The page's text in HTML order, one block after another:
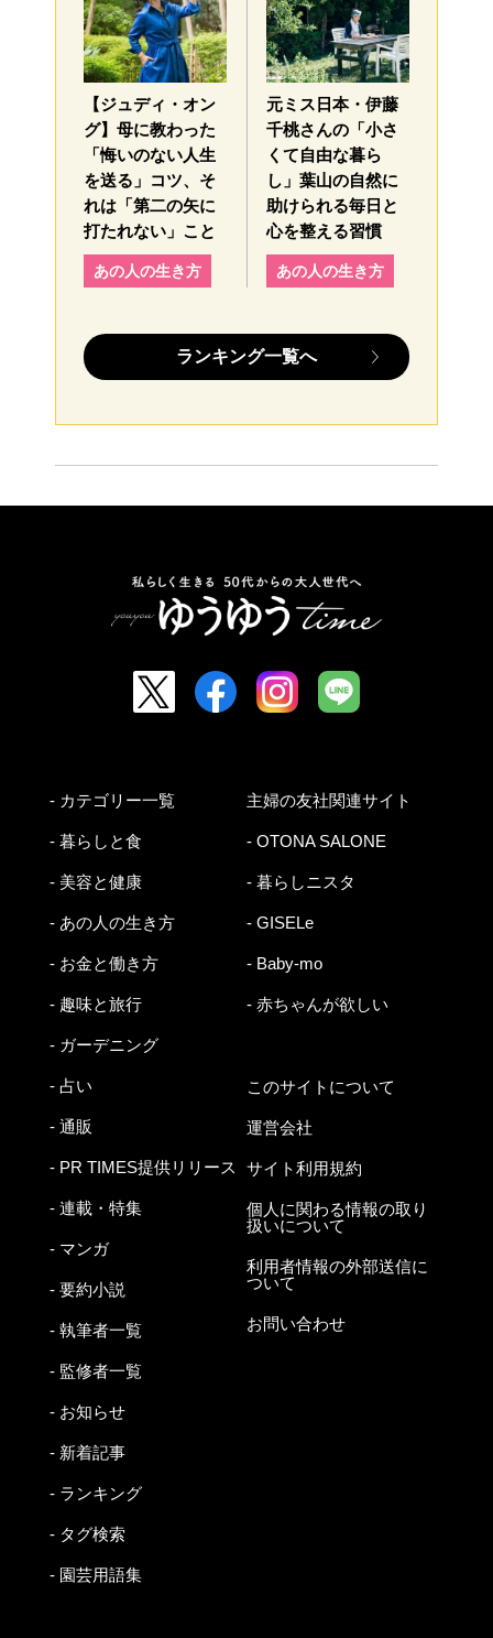
【ジュディ・オン
グ】母に教わった
「悔いのない人生
を送る」コツ、そ
れは「第二の矢に
打たれない」こと
あの人の生き方
元ミス日本・伊藤
千桃さんの「小さ
くて自由な暮ら
し」葉山の自然に
助けられる毎日と
心を整える習慣
あの人の生き方
ランキング一覧へ
- カテゴリー一覧
- 暮らしと食
- 美容と健康
- あの人の生き方
- お金と働き方
- 趣味と旅行
- ガーデニング
- 占い
- 通販
- PR TIMES提供リリース
- 連載・特集
- マンガ
- 要約小説
- 執筆者一覧
- 監修者一覧
- お知らせ
- 新着記事
- ランキング
- タグ検索
- 園芸用語集
主婦の友社関連サイト
- OTONA SALONE
- 暮らしニスタ
- GISELe
- Baby-mo
- 赤ちゃんが欲しい
このサイトについて
運営会社
サイト利用規約
個人に関わる情報の取り
扱いについて
利用者情報の外部送信に
ついて
お問い合わせ